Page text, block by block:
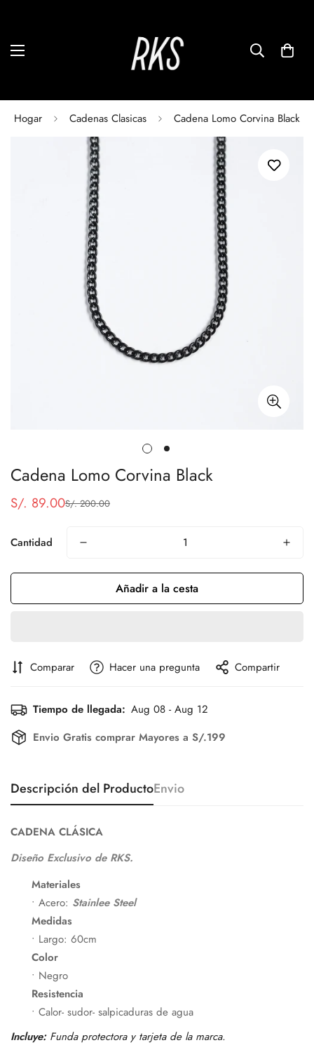
Hogar Cadenas Clasicas Cadena Lomo Corvina Black
Cadena Lomo Corvina Black
Precio
venta
S/. 89.00
Precio
S/. 200.00
Cantidad
Añadir a la cesta
Comparar Hacer una pregunta Compartir
Tiempo de llegada: Aug 08 - Aug 12
Envio Gratis comprar Mayores a S/.199
Descripción del ProductoEnvio
CADENA CLÁSICA
Diseño Exclusivo de RKS.
Materiales
• Acero: Stainlee Steel
Medidas
• Largo: 60cm
Color
• Negro
Resistencia
• Calor- sudor- salpicaduras de agua
Incluye:Funda protectora y tarjeta de la marca.
Confirm your age
Are you 18 years old or older?